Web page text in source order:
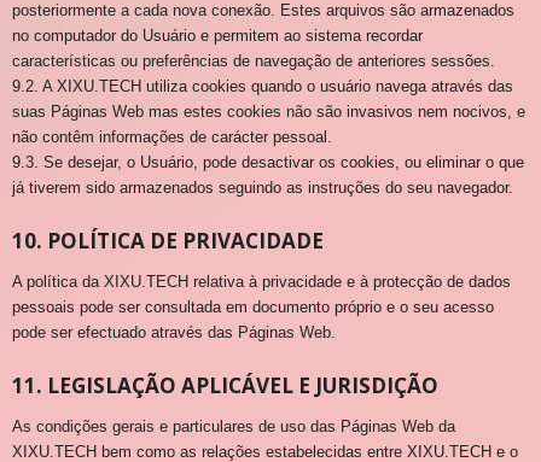
posteriormente a cada nova conexão. Estes arquivos são armazenados
no computador do Usuário e permitem ao sistema recordar
características ou preferências de navegação de anteriores sessões.
9.2. A XIXU.TECH utiliza cookies quando o usuário navega através das
suas Páginas Web mas estes cookies não são invasivos nem nocivos, e
não contêm informações de carácter pessoal.
9.3. Se desejar, o Usuário, pode desactivar os cookies, ou eliminar o que
já tiverem sido armazenados seguindo as instruções do seu navegador.
10. POLÍTICA DE PRIVACIDADE
A política da XIXU.TECH relativa à privacidade e à protecção de dados
pessoais pode ser consultada em documento próprio e o seu acesso
pode ser efectuado através das Páginas Web.
11. LEGISLAÇÃO APLICÁVEL E JURISDIÇÃO
As condições gerais e particulares de uso das Páginas Web da
XIXU.TECH bem como as relações estabelecidas entre XIXU.TECH e o